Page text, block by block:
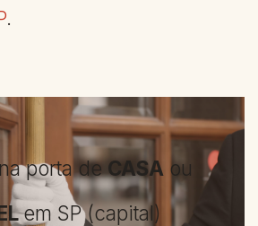
.
porta de CASA ou
em SP (capital)